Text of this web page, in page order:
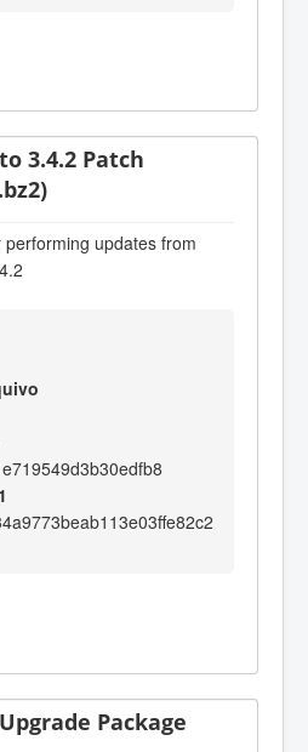
3.4.2 Patch
updates from
Package